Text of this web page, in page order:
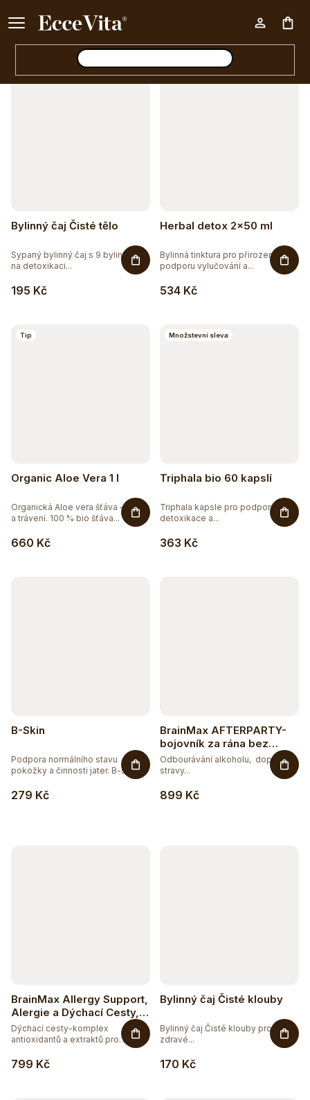
Ke každému nákupu nad 500 Kč dárek zdarma 📦
z
n
u
k
t
ů
V
r
d
u
t
Bylinný čaj Čisté tělo
195 Kč
Sypaný bylinný čaj s 9 bylinkami
na detoxikaci...
Herbal detox 2x50 ml
534 Kč
Bylinná tinktura pro přirozenou
podporu vylučování a...
Tip
Organic Aloe Vera 1 l
660 Kč
Organická Aloe vera šťáva – detox
a trávení. 100 % bio šťáva...
Množstevní sleva
Triphala bio 60 kapslí
363 Kč
Triphala kapsle pro podporu
detoxikace a...
B-Skin
279 Kč
Podpora normálního stavu
pokožky a činnosti jater. B-skin...
BrainMax AFTERPARTY-
bojovník za rána bez
těžkých kocovin - 80
vegan kapslí
899 Kč
Odbourávání alkoholu, doplněk
stravy...
Těžko po jídle?
BrainMax Allergy Support,
Alergie a Dýchací Cesty,
90 rostlinných kapslí
799 Kč
Dýchací cesty-komplex
antioxidantů a extraktů pro
Bylinný čaj Čisté klouby
170 Kč
Bylinný čaj Čisté klouby pro
zdravé...